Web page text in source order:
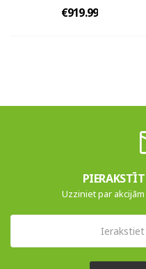
€919.99
Uzziniet par